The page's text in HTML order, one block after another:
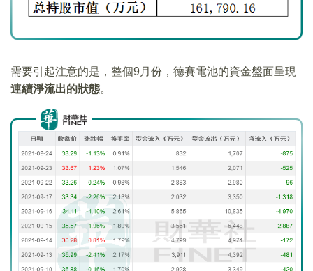
需要引起注意的是，整個9月份，德賽電池的資金盤面呈現
連續淨流出的狀態。